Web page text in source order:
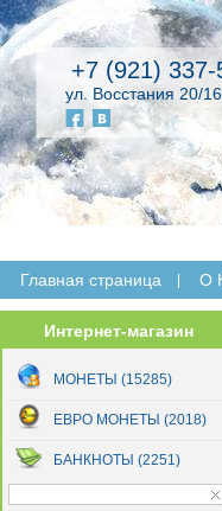
+7 (921) 337-
ул. Восстания 20/16
Главная страница O
Интернет-магазин
МОНЕТЫ (15285)
ЕВРО МОНЕТЫ (2018)
БАНКНОТЫ (2251)